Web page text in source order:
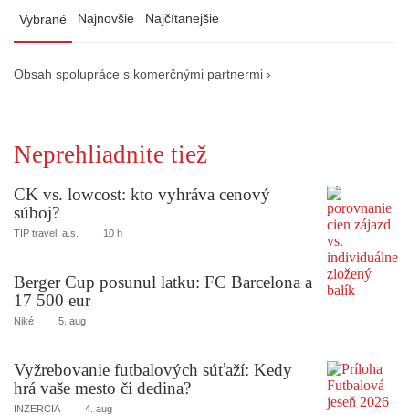
Vybrané Najnovšie Najčítanejšie
Obsah spolupráce s komerčnými partnermi ›
Neprehliadnite tiež
CK vs. lowcost: kto vyhráva cenový
súboj?
TIP travel, a.s. 10 h
Berger Cup posunul latku: FC Barcelona a
17 500 eur
Niké 5. aug
Vyžrebovanie futbalových súťaží: Kedy
hrá vaše mesto či dedina?
INZERCIA 4. aug